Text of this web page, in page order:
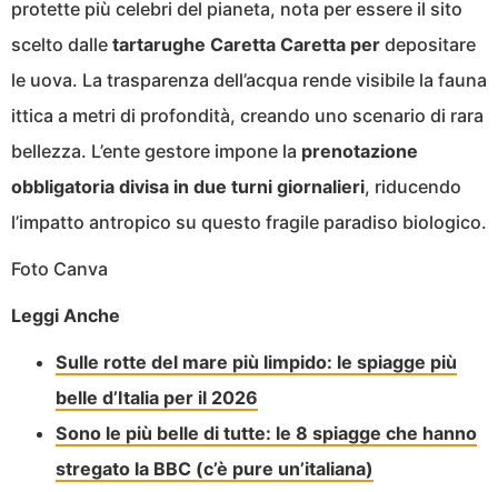
protette più celebri del pianeta, nota per essere il sito
scelto dalle tartarughe Caretta Caretta per depositare
le uova. La trasparenza dell’acqua rende visibile la fauna
ittica a metri di profondità, creando uno scenario di rara
bellezza. L’ente gestore impone la prenotazione
obbligatoria divisa in due turni giornalieri, riducendo
l’impatto antropico su questo fragile paradiso biologico.
Foto Canva
Leggi Anche
Sulle rotte del mare più limpido: le spiagge più
belle d’Italia per il 2026
Sono le più belle di tutte: le 8 spiagge che hanno
stregato la BBC (c’è pure un’italiana)